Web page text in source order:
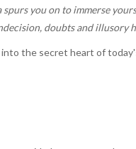
spurs you on to immerse
doubts and illusory
the secret heart of